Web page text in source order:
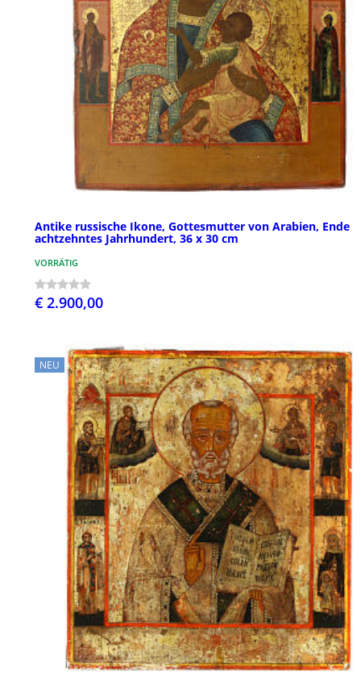
Antike russische Ikone, Gottesmutter von Arabien, Ende
achtzehntes Jahrhundert, 36 x 30 cm
VORRÄTIG
€ 2.900,00
NEU